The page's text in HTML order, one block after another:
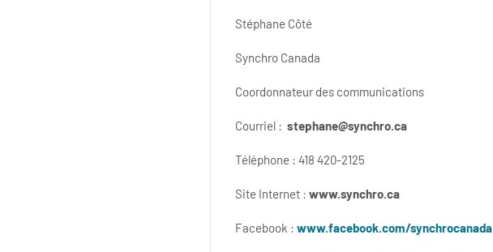
Stéphane Côté
Synchro Canada
Coordonnateur des communications
Courriel : stephane@synchro.ca
Téléphone : 418 420-2125
Site Internet : www.synchro.ca
Facebook : www.facebook.com/synchrocanada